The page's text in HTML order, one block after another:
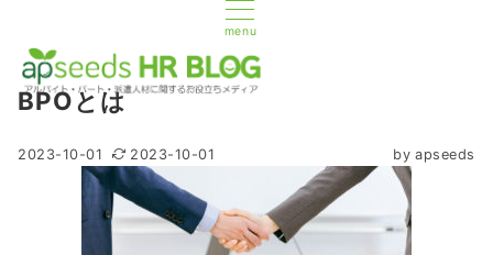
menu
BPOとは
2023-10-01 2023-10-01 by apseeds